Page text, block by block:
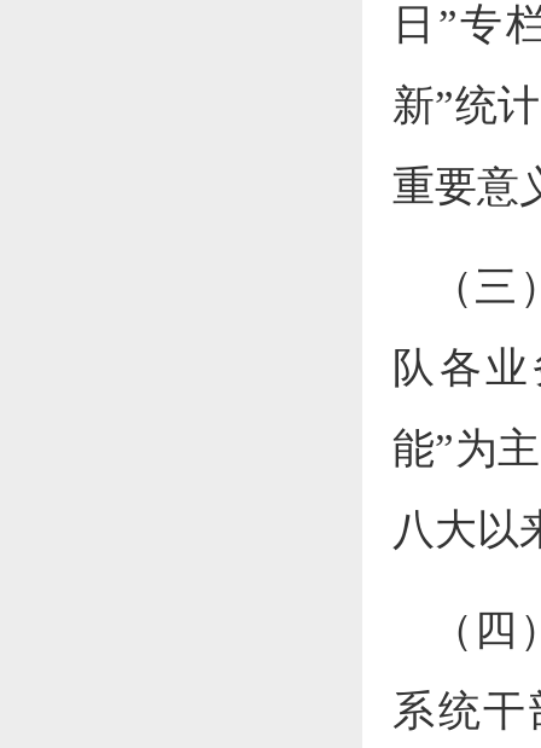
日”专
新”统
重要意
（
队各
能”为
八大以
（
系统